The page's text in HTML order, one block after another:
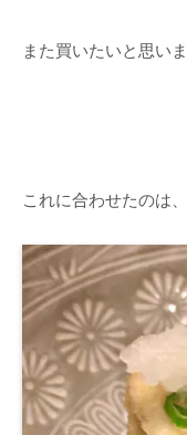
また買いたいと思いま
これに合わせたのは